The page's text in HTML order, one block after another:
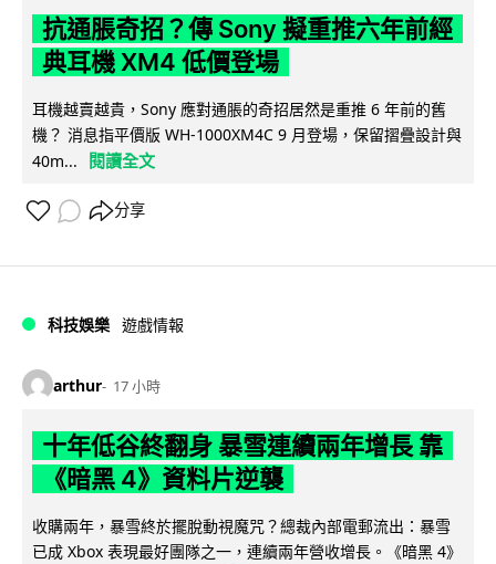
抗通脹奇招？傳 Sony 擬重推六年前經
典耳機 XM4 低價登場
耳機越賣越貴，Sony 應對通脹的奇招居然是重推 6 年前的舊
機？ 消息指平價版 WH-1000XM4C 9 月登場，保留摺疊設計與
40m...
閱讀全文
分享
科技娛樂 遊戲情報
arthur 17 小時
十年低谷終翻身 暴雪連續兩年增長 靠
《暗黑 4》資料片逆襲
收購兩年，暴雪終於擺脫動視魔咒？總裁內部電郵流出：暴雪
已成 Xbox 表現最好團隊之一，連續兩年營收增長。《暗黑 4》